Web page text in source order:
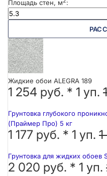
Площадь стен, м :
Жидкие обои ALEGRA 189
1 254 руб. * 1 уп.
Грунтовка глубокого
(Праймер Про) 5 кг
1 177 руб. * 1 уп.
Грунтовка для жидких обоев
2 020 руб. * 1 уп.